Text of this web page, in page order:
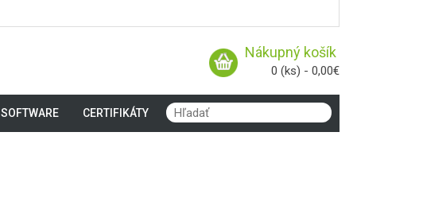
Nákupný košík
0 (ks) - 0,00€
SOFTWARE CERTIFIKÁTY